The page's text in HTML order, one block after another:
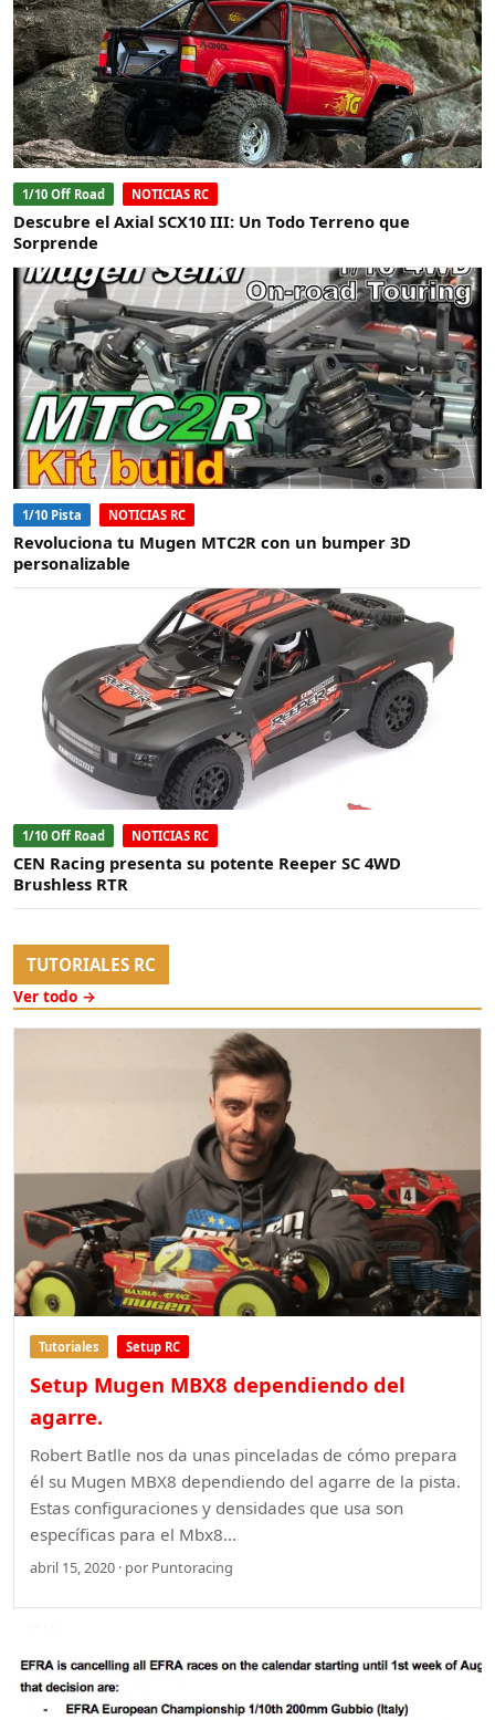
1/10 Off Road NOTICIAS RC
Descubre el Axial SCX10 III: Un Todo Terreno que
Sorprende
1/10 Pista NOTICIAS RC
Revoluciona tu Mugen MTC2R con un bumper 3D
personalizable
1/10 Off Road NOTICIAS RC
CEN Racing presenta su potente Reeper SC 4WD
Brushless RTR
TUTORIALES RC
Ver todo →
Tutoriales Setup RC
Setup Mugen MBX8 dependiendo del
agarre.
Robert Batlle nos da unas pinceladas de cómo prepara
él su Mugen MBX8 dependiendo del agarre de la pista.
Estas configuraciones y densidades que usa son
específicas para el Mbx8…
abril 15, 2020 · por Puntoracing